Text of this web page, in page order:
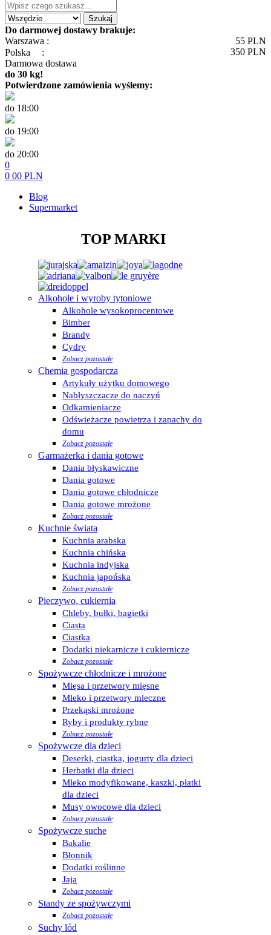
Szukaj
Do darmowej dostawy brakuje:
Warszawa :
55 PLN
Polska
: 350 PLN
Darmowa dostawa
do 30 kg!
Potwierdzone zamówienia wyślemy:
do 18:00
do 19:00
do 20:00
0
0 00 PLN
Blog
Supermarket
TOP MARKI
Alkohole i wyroby tytoniowe
Alkohole wysokoprocentowe
Bimber
Brandy
Cydry
Zobacz pozostałe
Chemia gospodarcza
Artykuły użytku domowego
Nabłyszczacze do naczyń
Odkamieniacze
Odświeżacze powietrza i zapachy do
domu
Zobacz pozostałe
Garmażerka i dania gotowe
Dania błyskawiczne
Dania gotowe
Dania gotowe chłodnicze
Dania gotowe mrożone
Zobacz pozostałe
Kuchnie świata
Kuchnia arabska
Kuchnia chińska
Kuchnia indyjska
Kuchnia japońska
Zobacz pozostałe
Pieczywo, cukiernia
Chleby, bułki, bagietki
Ciasta
Ciastka
Dodatki piekarnicze i cukiernicze
Zobacz pozostałe
Spożywcze chłodnicze i mrożone
Mięsa i przetwory mięsne
Mleko i przetwory mleczne
Przekąski mrożone
Ryby i produkty rybne
Zobacz pozostałe
Spożywcze dla dzieci
Deserki, ciastka, jogurty dla dzieci
Herbatki dla dzieci
Mleko modyfikowane, kaszki, płatki
dla dzieci
Musy owocowe dla dzieci
Zobacz pozostałe
Spożywcze suche
Bakalie
Błonnik
Dodatki roślinne
Jaja
Zobacz pozostałe
Standy ze spożywczymi
Zobacz pozostałe
Suchy lód